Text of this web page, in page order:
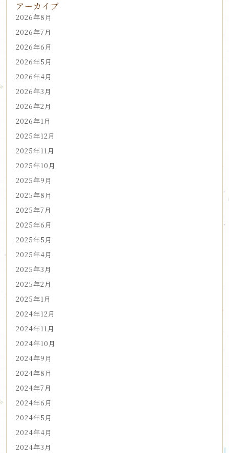
アーカイブ
2026年8月
2026年7月
2026年6月
2026年5月
2026年4月
2026年3月
2026年2月
2026年1月
2025年12月
2025年11月
2025年10月
2025年9月
2025年8月
2025年7月
2025年6月
2025年5月
2025年4月
2025年3月
2025年2月
2025年1月
2024年12月
2024年11月
2024年10月
2024年9月
2024年8月
2024年7月
2024年6月
2024年5月
2024年4月
2024年3月